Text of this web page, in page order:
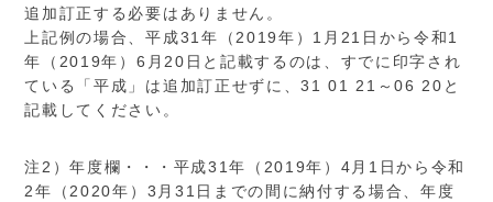
追加訂正する必要はありません。
上記例の場合、平成31年（2019年）1月21日から令和1
年（2019年）6月20日と記載するのは、すでに印字され
ている「平成」は追加訂正せずに、31 01 21～06 20と
記載してください。
注2）年度欄・・・平成31年（2019年）4月1日から令和
2年（2020年）3月31日までの間に納付する場合、年度